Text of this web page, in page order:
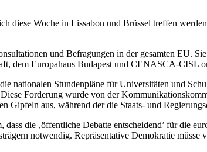
diese Woche in Lissabon und Brüssel treffen
und Befragungen in der gesamten EU.
dem Europahaus Budapest und CENASCA-CISL
nationalen Stundenpläne für Universitäten und
Forderung wurde von der
Gipfeln aus, während der die Staats- und
die ‚öffentliche Debatte entscheidend’ für die
notwendig. Repräsentative Demokratie